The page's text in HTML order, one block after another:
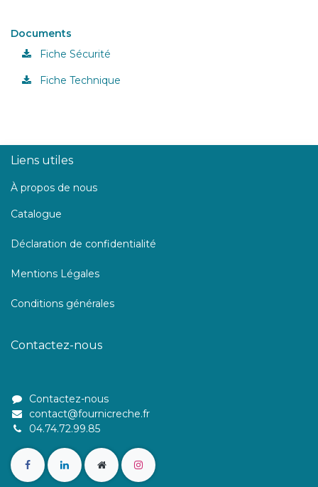
Documents
Fiche Sécurité
Fiche Technique
Liens utiles
À propos de nous
Catalogue
Déclaration de confidentialité
Mentions Légales
Conditions générales
Contactez-nous
Contactez-nous
contact@fournicreche.fr
04.74.72.99.85